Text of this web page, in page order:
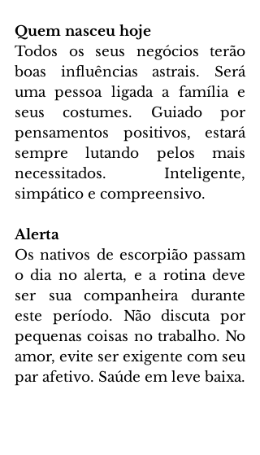
Quem nasceu hoje
Todos os seus negócios terão
boas influências astrais. Será
uma pessoa ligada a família e
seus costumes. Guiado por
pensamentos positivos, estará
sempre lutando pelos mais
necessitados. Inteligente,
simpático e compreensivo.
Alerta
Os nativos de escorpião passam
o dia no alerta, e a rotina deve
ser sua companheira durante
este período. Não discuta por
pequenas coisas no trabalho. No
amor, evite ser exigente com seu
par afetivo. Saúde em leve baixa.